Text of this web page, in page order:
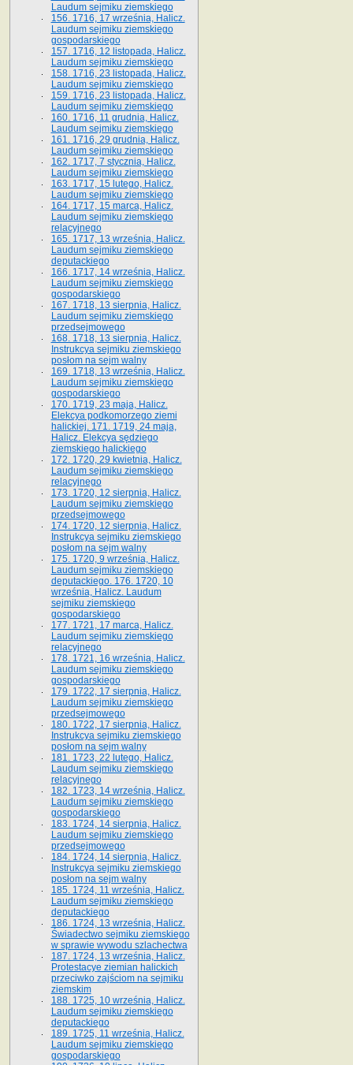
Laudum sejmiku ziemskiego
156. 1716, 17 września, Halicz.
Laudum sejmiku ziemskiego
gospodarskiego
157. 1716, 12 listopada, Halicz.
Laudum sejmiku ziemskiego
158. 1716, 23 listopada, Halicz.
Laudum sejmiku ziemskiego
159. 1716, 23 listopada, Halicz.
Laudum sejmiku ziemskiego
160. 1716, 11 grudnia, Halicz.
Laudum sejmiku ziemskiego
161. 1716, 29 grudnia, Halicz.
Laudum sejmiku ziemskiego
162. 1717, 7 stycznia, Halicz.
Laudum sejmiku ziemskiego
163. 1717, 15 lutego, Halicz.
Laudum sejmiku ziemskiego
164. 1717, 15 marca, Halicz.
Laudum sejmiku ziemskiego
relacyjnego
165. 1717, 13 września, Halicz.
Laudum sejmiku ziemskiego
deputackiego
166. 1717, 14 września, Halicz.
Laudum sejmiku ziemskiego
gospodarskiego
167. 1718, 13 sierpnia, Halicz.
Laudum sejmiku ziemskiego
przedsejmowego
168. 1718, 13 sierpnia, Halicz.
Instrukcya sejmiku ziemskiego
posłom na sejm walny
169. 1718, 13 września, Halicz.
Laudum sejmiku ziemskiego
gospodarskiego
170. 1719, 23 maja, Halicz.
Elekcya podkomorzego ziemi
halickiej. 171. 1719, 24 maja,
Halicz. Elekcya sędziego
ziemskiego halickiego
172. 1720, 29 kwietnia, Halicz.
Laudum sejmiku ziemskiego
relacyjnego
173. 1720, 12 sierpnia, Halicz.
Laudum sejmiku ziemskiego
przedsejmowego
174. 1720, 12 sierpnia, Halicz.
Instrukcya sejmiku ziemskiego
posłom na sejm walny
175. 1720, 9 września, Halicz.
Laudum sejmiku ziemskiego
deputackiego. 176. 1720, 10
września, Halicz. Laudum
sejmiku ziemskiego
gospodarskiego
177. 1721, 17 marca, Halicz.
Laudum sejmiku ziemskiego
relacyjnego
178. 1721, 16 września, Halicz.
Laudum sejmiku ziemskiego
gospodarskiego
179. 1722, 17 sierpnia, Halicz.
Laudum sejmiku ziemskiego
przedsejmowego
180. 1722, 17 sierpnia, Halicz.
Instrukcya sejmiku ziemskiego
posłom na sejm walny
181. 1723, 22 lutego, Halicz.
Laudum sejmiku ziemskiego
relacyjnego
182. 1723, 14 września, Halicz.
Laudum sejmiku ziemskiego
gospodarskiego
183. 1724, 14 sierpnia, Halicz.
Laudum sejmiku ziemskiego
przedsejmowego
184. 1724, 14 sierpnia, Halicz.
Instrukcya sejmiku ziemskiego
posłom na sejm walny
185. 1724, 11 września, Halicz.
Laudum sejmiku ziemskiego
deputackiego
186. 1724, 13 września, Halicz.
Świadectwo sejmiku ziemskiego
w sprawie wywodu szlachectwa
187. 1724, 13 września, Halicz.
Protestacye ziemian halickich
przeciwko zajściom na sejmiku
ziemskim
188. 1725, 10 września, Halicz.
Laudum sejmiku ziemskiego
deputackiego
189. 1725, 11 września, Halicz.
Laudum sejmiku ziemskiego
gospodarskiego